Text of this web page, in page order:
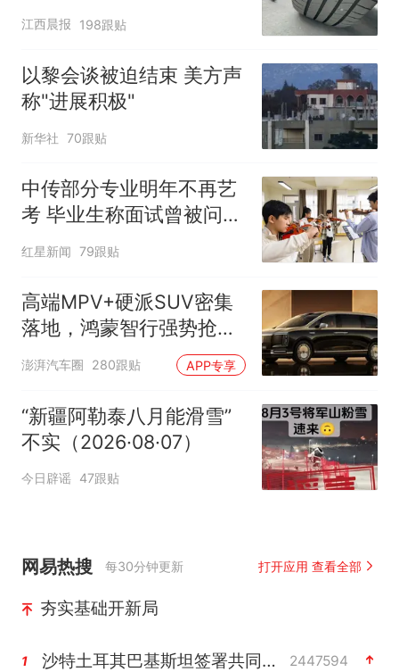
修理店铺换胎价格高达千
元，官方发布情况通报
江西晨报 198跟贴
以黎会谈被迫结束 美方声
称"进展积极"
新华社 70跟贴
中传部分专业明年不再艺
考 毕业生称面试曾被问
“如何策划晚会” 专家：遏
红星新闻 79跟贴
高端MPV+硬派SUV密集
落地，鸿蒙智行强势抢占
自主高端市场制高点
澎湃汽车圈 280跟贴 APP专享
“新疆阿勒泰八月能滑雪”
不实（2026·08·07）
今日辟谣 47跟贴
网易热搜 每30分钟更新 打开应用 查看全部
夯实基础开新局
1 沙特土耳其巴基斯坦签署共同防务协议 2447594